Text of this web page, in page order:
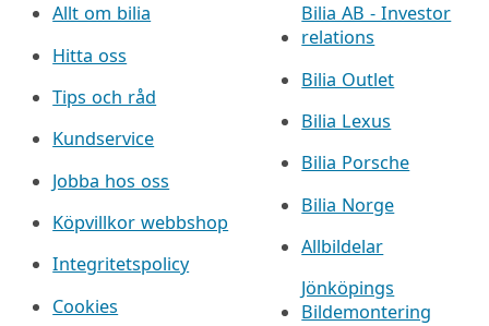
Allt om bilia
Hitta oss
Tips och råd
Kundservice
Jobba hos oss
Köpvillkor webbshop
Integritetspolicy
Cookies
Bilia AB - Investor
relations
Bilia Outlet
Bilia Lexus
Bilia Porsche
Bilia Norge
Allbildelar
Jönköpings
Bildemontering